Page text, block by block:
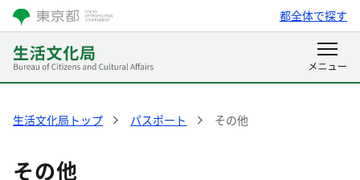
都全体で探す
生活文化局トップ パスポート その他
その他